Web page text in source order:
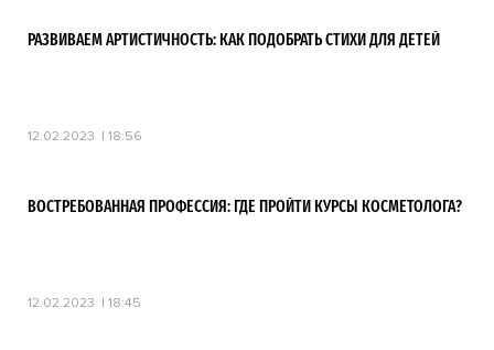
РАЗВИВАЕМ АРТИСТИЧНОСТЬ: КАК ПОДОБРАТЬ СТИХИ ДЛЯ ДЕТЕЙ
12.02.2023 18:56
ВОСТРЕБОВАННАЯ ПРОФЕССИЯ: ГДЕ ПРОЙТИ КУРСЫ КОСМЕТОЛОГА?
12.02.2023 18:45